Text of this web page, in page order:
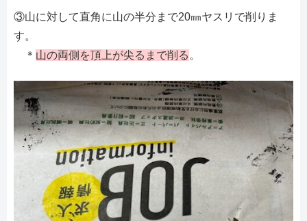
③山に対して直角に山の半分まで20㎜ヤスリで削りま
す。
＊ 山の両側を頂上が尖るまで削る 。